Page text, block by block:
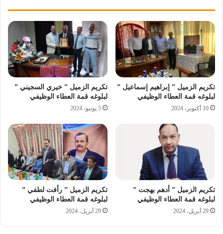
تكريم الزميل ” إبراهيم إسماعيل ”
لبلوغه قمة العطاء الوظيفي
10 أكتوبر، 2024
تكريم الزميل ” خيري السجيني ”
لبلوغه قمة العطاء الوظيفي
5 يونيو، 2024
تكريم الزميل ” أدهم بهجت ”
لبلوغه قمة العطاء الوظيفي
29 أبريل، 2024
تكريم الزميل ” رأفت لطفي ”
لبلوغه قمة العطاء الوظيفي
29 أبريل، 2024